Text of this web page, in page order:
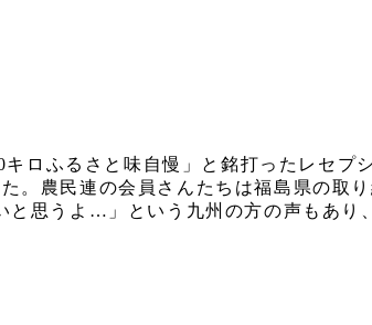
ロふるさと味自慢」と銘打ったレセプ
。農民連の会員さんたちは福島県の取
思うよ…」という九州の方の声もあり